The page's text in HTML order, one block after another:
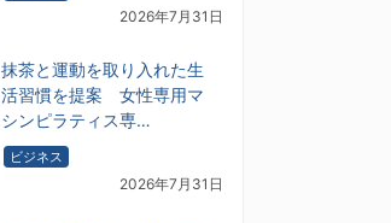
2026年7月31日
抹茶と運動を取り入れた生
活習慣を提案 女性専用マ
シンピラティス専…
ビジネス
2026年7月31日